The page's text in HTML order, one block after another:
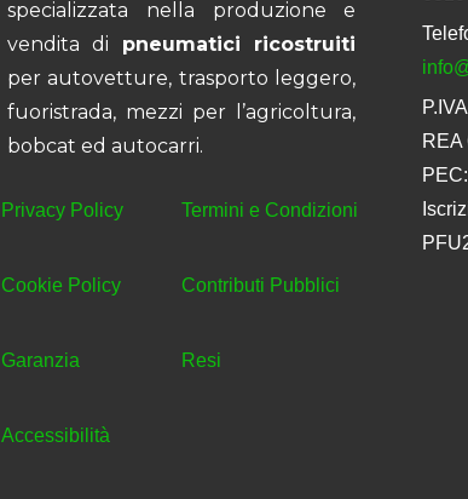
specializzata nella produzione e
vendita di pneumatici ricostruiti
per autovetture, trasporto leggero,
fuoristrada, mezzi per l’agricoltura,
bobcat ed autocarri.
Privacy Policy
Cookie Policy
Garanzia
Accessibilità
Termini e Condizioni
Contributi Pubblici
Resi
REA
PEC: